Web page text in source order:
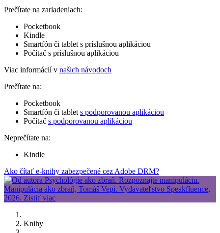
Prečítate na zariadeniach:
Pocketbook
Kindle
Smartfón či tablet s príslušnou aplikáciou
Počítač s príslušnou aplikáciou
Viac informácií v našich návodoch
Prečítate na:
Pocketbook
Smartfón či tablet s podporovanou aplikáciou
Počítač s podporovanou aplikáciou
Neprečítate na:
Kindle
Ako čítať e-knihy zabezpečené cez Adobe DRM?
Knihy